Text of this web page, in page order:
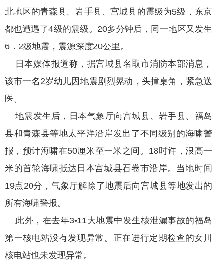
北地区的青森县、岩手县、宫城县的震级为5级，东京
都也遭遇了4级的震级。20多分钟后，同一地区又发生
6．2级地震，震源深度20公里。
日本媒体报道称，据宫城县名取市消防本部消息，
该市一名2岁幼儿因地震剧烈晃动，头撞桌角，紧急送
医。
地震发生后，日本气象厅向宫城县、岩手县、福岛
县和青森县等地太平洋沿岸发出了不同级别的海啸警
报，预计海啸在50厘米至一米之间。18时许，浪高一
米的首轮海啸抵达日本宫城县石卷市沿岸。当地时间
19点20分，气象厅解除了地震后向宫城县等地发出的
所有海啸警报。
此外，在去年3•11大地震中发生核泄漏事故的福岛
第一核电站没有发现异常。正在进行定期检查的女川
核电站也未发现异常。